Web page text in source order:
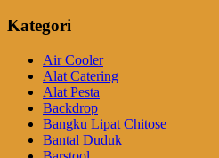
Kategori
Air Cooler
Alat Catering
Alat Pesta
Backdrop
Bangku Lipat Chitose
Bantal Duduk